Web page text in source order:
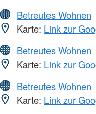
Betreutes Wohnen
Karte: Link zur
Betreutes Wohnen
Karte: Link zur
Betreutes Wohnen
Karte: Link zur